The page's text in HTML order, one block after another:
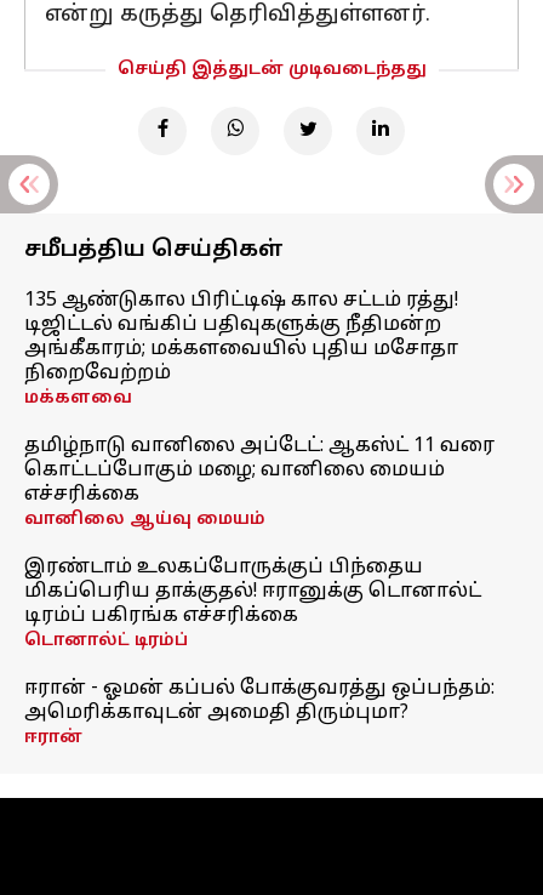
என்று கருத்து தெரிவித்துள்ளனர்.
செய்தி இத்துடன் முடிவடைந்தது
சமீபத்திய செய்திகள்
135 ஆண்டுகால பிரிட்டிஷ் கால சட்டம் ரத்து!
டிஜிட்டல் வங்கிப் பதிவுகளுக்கு நீதிமன்ற
அங்கீகாரம்; மக்களவையில் புதிய மசோதா
நிறைவேற்றம்
மக்களவை
தமிழ்நாடு வானிலை அப்டேட்: ஆகஸ்ட் 11 வரை
கொட்டப்போகும் மழை; வானிலை மையம்
எச்சரிக்கை
வானிலை ஆய்வு மையம்
இரண்டாம் உலகப்போருக்குப் பிந்தைய
மிகப்பெரிய தாக்குதல்! ஈரானுக்கு டொனால்ட்
டிரம்ப் பகிரங்க எச்சரிக்கை
டொனால்ட் டிரம்ப்
ஈரான் - ஓமன் கப்பல் போக்குவரத்து ஒப்பந்தம்:
அமெரிக்காவுடன் அமைதி திரும்புமா?
ஈரான்